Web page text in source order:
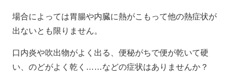
場合によっては胃腸や内臓に熱がこもって他の熱症状が
出ないとも限りません。
口内炎や吹出物がよく出る、便秘がちで便が乾いて硬
い、のどがよく乾く……などの症状はありませんか？